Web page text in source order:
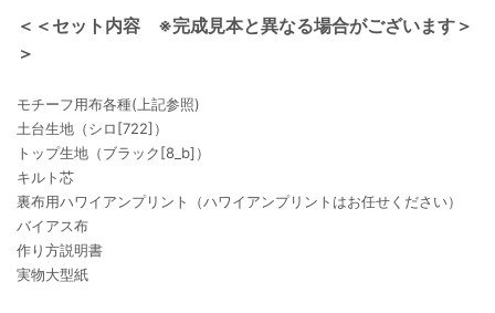
＜＜セット内容 ※完成見本と異なる場合がございます＞
＞
モチーフ用布各種(上記参照)
土台生地（シロ[722]）
トップ生地（ブラック[8_b]）
キルト芯
裏布用ハワイアンプリント（ハワイアンプリントはお任せください）
バイアス布
作り方説明書
実物大型紙